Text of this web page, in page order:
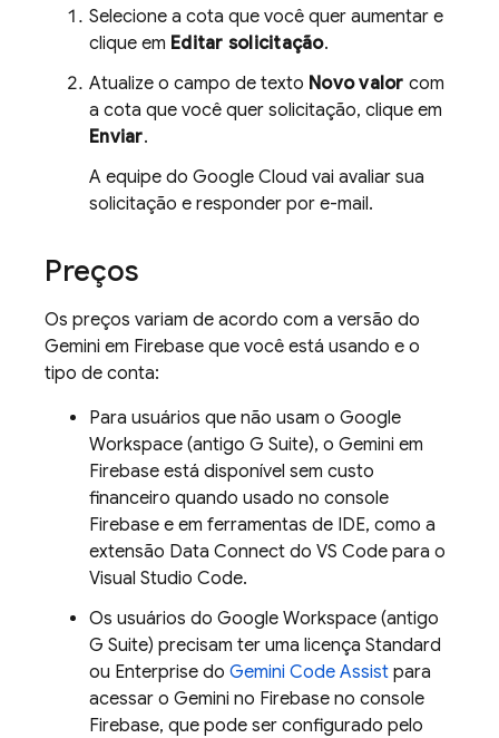
Selecione a cota que você quer aumentar e
clique em Editar solicitação.
Atualize o campo de texto Novo valor com
a cota que você quer solicitação, clique em
Enviar.
A equipe do Google Cloud vai avaliar sua
solicitação e responder por e-mail.
Preços
Os preços variam de acordo com a versão do
Gemini em Firebase que você está usando e o
tipo de conta:
Para usuários que não usam o Google
Workspace (antigo G Suite), o Gemini em
Firebase está disponível sem custo
financeiro quando usado no console
Firebase e em ferramentas de IDE, como a
extensão Data Connect do VS Code para o
Visual Studio Code.
Os usuários do Google Workspace (antigo
G Suite) precisam ter uma licença Standard
ou Enterprise do Gemini Code Assist para
acessar o Gemini no Firebase no console
Firebase, que pode ser configurado pelo